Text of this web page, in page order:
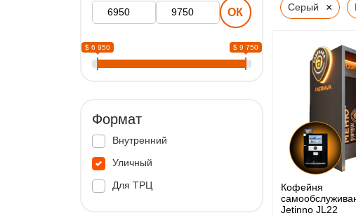
ОК
$ 6 950 $ 9 750
Формат
Внутренний
Уличный
Для ТРЦ
Серый ×
Кофейня
Jetinno JL22